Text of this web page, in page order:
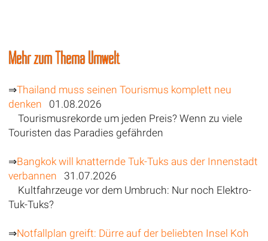
Mehr zum Thema Umwelt
⇒Thailand muss seinen Tourismus komplett neu
denken 01.08.2026
Tourismusrekorde um jeden Preis? Wenn zu viele
Touristen das Paradies gefährden
⇒Bangkok will knatternde Tuk-Tuks aus der Innenstadt
verbannen 31.07.2026
Kultfahrzeuge vor dem Umbruch: Nur noch Elektro-
Tuk-Tuks?
⇒Notfallplan greift: Dürre auf der beliebten Insel Koh